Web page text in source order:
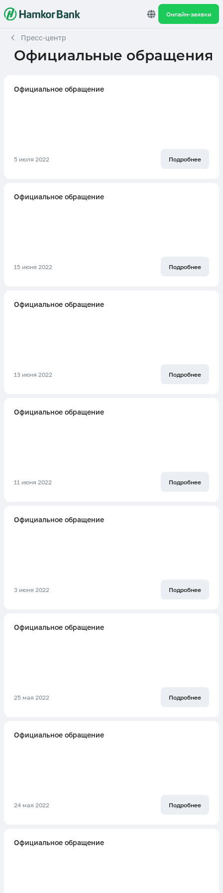
Онлайн-заявки
Пресс-центр
Официальные обращения
Официальное обращение
5 июля 2022 Подробнее
Официальное обращение
15 июня 2022 Подробнее
Официальное обращение
13 июня 2022 Подробнее
Официальное обращение
11 июня 2022 Подробнее
Официальное обращение
3 июня 2022 Подробнее
Официальное обращение
25 мая 2022 Подробнее
Официальное обращение
24 мая 2022 Подробнее
Официальное обращение